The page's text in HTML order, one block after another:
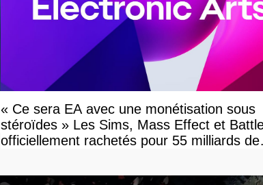
« Ce sera EA avec une monétisation sous
stéroïdes » Les Sims, Mass Effect et
officiellement rachetés pour 55 milliards de